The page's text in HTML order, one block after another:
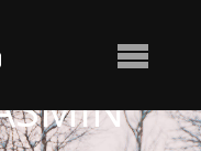
NÄYTÄ
PIILOTA